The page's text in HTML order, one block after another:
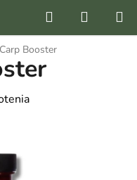
Hľadať
KOŠÍK
Booster